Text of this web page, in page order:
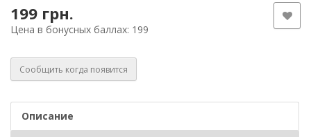
199 грн.
Цена в бонусных баллах: 199
Сообщить когда появится
Описание